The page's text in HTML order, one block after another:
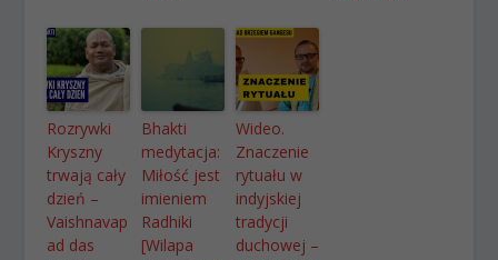
Rozrywki
Kryszny
trwają cały
dzień –
Vaishnavap
ad das
Bhakti
medytacja:
Miłość jest
imieniem
Radhiki
[Wilapa
Wideo.
Znaczenie
rytuału w
indyjskiej
tradycji
duchowej –